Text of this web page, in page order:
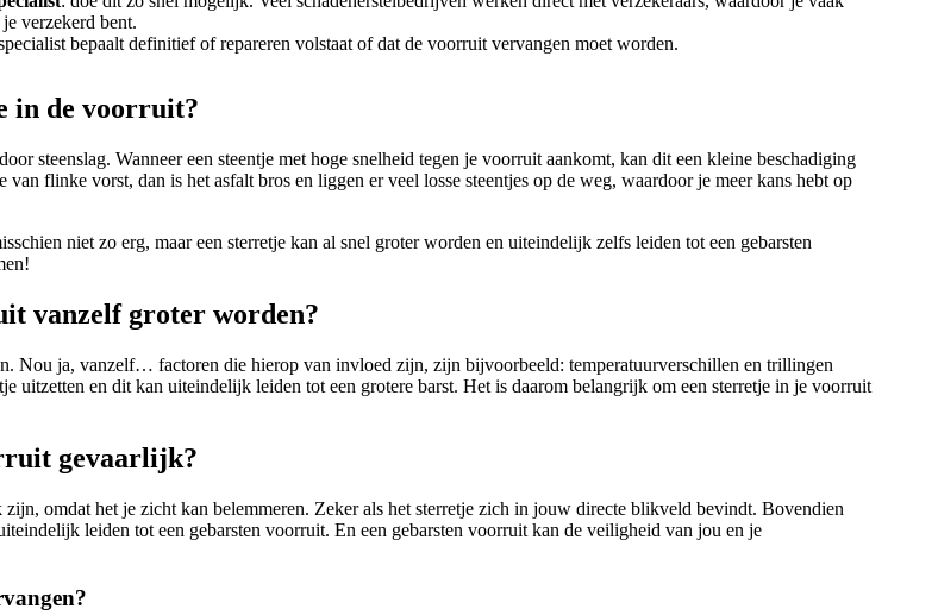
verzekerd bent.
bepaalt definitief of repareren volstaat of dat de voorruit vervangen moet worden.
in de voorruit?
steenslag. Wanneer een steentje met hoge snelheid tegen je voorruit aankomt, kan dit een kleine beschadiging
flinke vorst, dan is het asfalt bros en liggen er veel losse steentjes op de weg, waardoor je meer kans hebt op
niet zo erg, maar een sterretje kan al snel groter worden en uiteindelijk zelfs leiden tot een gebarsten
vanzelf groter worden?
Nou ja, vanzelf… factoren die hierop van invloed zijn, zijn bijvoorbeeld: temperatuurverschillen en trillingen
uitzetten en dit kan uiteindelijk leiden tot een grotere barst. Het is daarom belangrijk om een sterretje in je voorruit
gevaarlijk?
omdat het je zicht kan belemmeren. Zeker als het sterretje zich in jouw directe blikveld bevindt. Bovendien
leiden tot een gebarsten voorruit. En een gebarsten voorruit kan de veiligheid van jou en je